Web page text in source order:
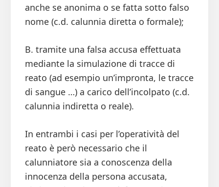
anche se anonima o se fatta sotto falso
nome (c.d. calunnia diretta o formale);
B. tramite una falsa accusa effettuata
mediante la simulazione di tracce di
reato (ad esempio un’impronta, le tracce
di sangue …) a carico dell’incolpato (c.d.
calunnia indiretta o reale).
In entrambi i casi per l’operatività del
reato è però necessario che il
calunniatore sia a conoscenza della
innocenza della persona accusata,